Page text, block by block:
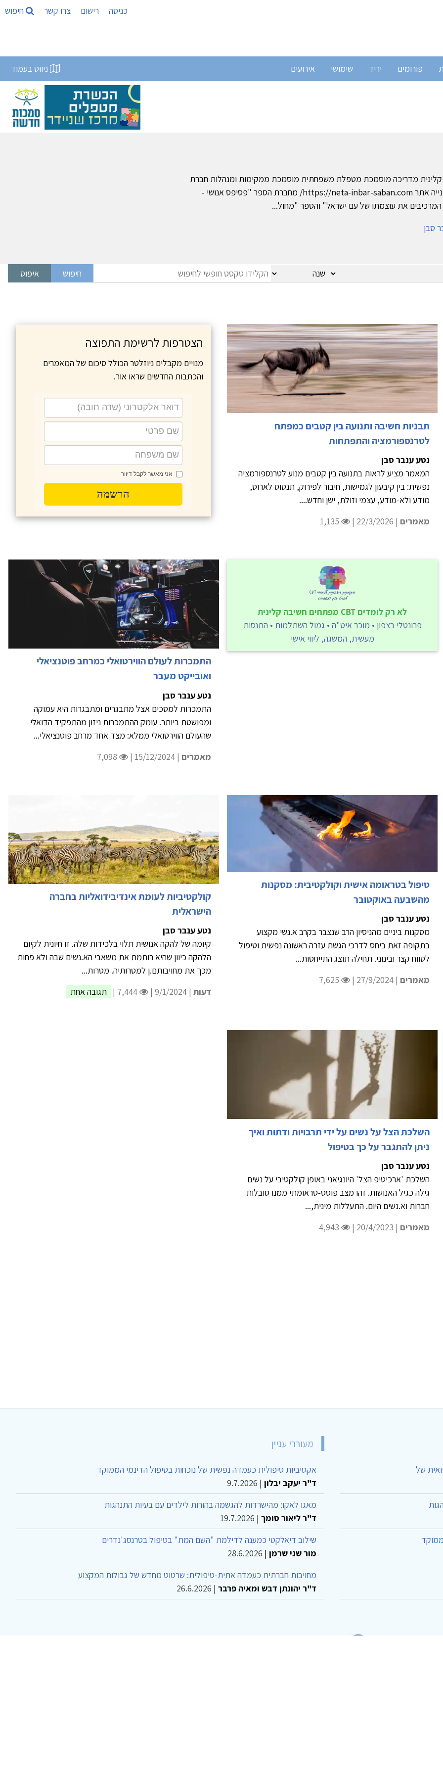
כניסה רישום צרו קשר חיפוש
פורומים יריד שימושי אירועים ניווט בעמוד
קלינית מדריכה מוסמכת מטפלת משפחתית מוסמכת ממקימות ומנהלות חברת
"מענה" - שירותי ייעוץ והפנייה אתר https://neta-inbar-saban.com/ מחברת הספר "פסיפס אנושי -
המרכיבים את עוצמתו של עם ישראל" והספר "מחול...
סבן
תבניות חשיבה ותנועה בין קטבים כמפתח
לטרנספורמציה והתפתחות
נטע ענבר סבן
המאמר מציע לראות בתנועה בין קטבים מנוע לטרנספורמציה
נפשית: בין קיבעון לגמישות, חיבור לפירוק, תנטוס לארוס,
מודע ולא-מודע, עצמי וזולת, ישן וחדש....
מאמרים | 22/3/2026 |
1,135
הצטרפות לרשימת התפוצה
מנויים מקבלים ניוזלטר הכולל סיכום של המאמרים
והכתבות החדשים שראו אור.
אני מאשר לקבל דיוור
הרשמה
לא רק לומדים CBT מפתחים חשיבה קלינית
פרונטלי בצפון • מוכר איט"ה • גמול השתלמות • התנסות
מעשית, המשגה, ליווי אישי
התמכרות לעולם הווירטואלי כמרחב פוטנציאלי
ואובייקט מעבר
נטע ענבר סבן
התמכרות למסכים אצל מתבגרים ומתבגרות היא עמוקה
ומפושטת ביותר. עומק ההתמכרות ניזון מהתפקיד הדואלי
שהעולם הווירטואלי ממלא: מצד אחד מרחב פוטנציאלי...
מאמרים | 15/12/2024 |
טיפול בטראומה אישית וקולקטיבית: מסקנות
מהשבעה באוקטובר
נטע ענבר סבן
מסקנות ביניים מהניסיון הרב שנצבר בקרב א.נשי מקצוע
בתקופה זאת ביחס לדרכי הגשת עזרה ראשונה נפשית וטיפול
לטווח קצר ובינוני. תחילה תוצג התייחסות...
מאמרים | 27/9/2024 |
7,625
קולקטיביות לעומת אינדיבידואליות בחברה
הישראלית
נטע ענבר סבן
קיומה של להקה אנושית תלוי בלכידות שלה. זו חיונית לקיום
הלהקה כיוון שהיא רותמת את משאבי הא.נשים שבה ולא פחות
מכך את מחויבותם.ן למטרותיה. מטרות...
דעות | 9/1/2024 |
7,444 | תגובה אחת
השלכת הצל על נשים על ידי תרבויות ודתות ואיך
ניתן להתגבר על כך בטיפול
נטע ענבר סבן
השלכת 'ארכיטיפ הצל' היונגיאני באופן קולקטיבי על נשים
גילה כגיל האנושות. זהו מצב פוסט-טראומתי ממנו סובלות
חברות וא.נשים היום. התעללות מינית,...
מאמרים | 20/4/2023 |
4,943
של
מעוררי עניין
אקטיביות טיפולית כעמדה נפשית של נוכחות בטיפול הדינמי הממוקד
ד"ר יעקב יבלון |
9.7.2026
מאגו לאקו: מהישרדות להגשמה בהורות לילדים עם בעיות התנהגות
ד"ר ליאור סומך |
19.7.2026
שילוב דיאלקטי כמענה לדילמת "השם המת" בטיפול בטרנסג'נדרים
מור שני שרמן |
28.6.2026
מחויבות חברתית כעמדה אתית-טיפולית: שרטוט מחדש של גבולות המקצוע
ד"ר יהונתן דבש ומאיה פרבר |
26.6.2026